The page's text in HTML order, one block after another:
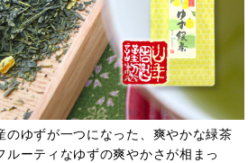
のゆずが一つになった、爽やかな緑茶
ルーティなゆずの爽やかさが相まっ